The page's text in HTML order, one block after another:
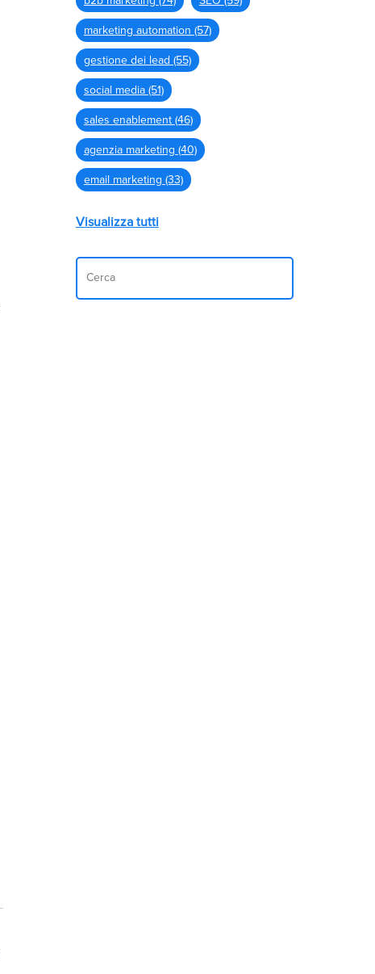
marketing automation (57)
gestione dei lead (55)
social media (51)
sales enablement (46)
agenzia marketing (40)
email marketing (33)
Visualizza tutti